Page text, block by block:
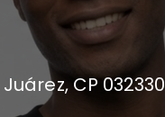
CP 032330